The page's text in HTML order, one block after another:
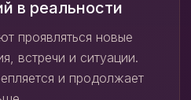
в реальности
проявляться новые
встречи и ситуации.
и продолжает